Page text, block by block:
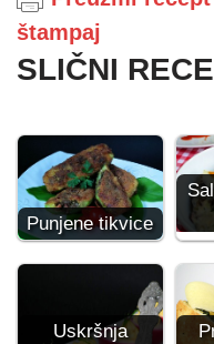
štampaj
SLIČNI
Punjene tikvice
Uskršnja